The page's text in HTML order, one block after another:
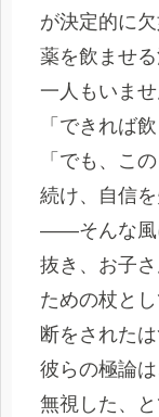
が決定的に欠
薬を飲ませ
一人もいませ
「できれば
「でも、こ
続け、自信を
——そんな風
抜き、お子
ための杖と
断をされたは
彼らの極論
無視した、